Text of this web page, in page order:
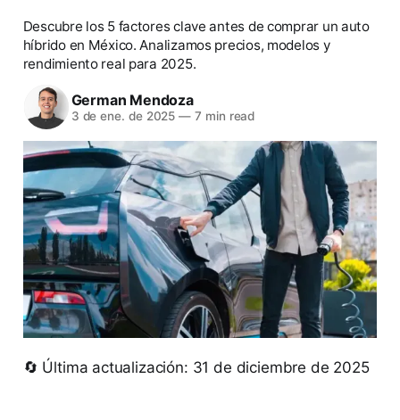
Descubre los 5 factores clave antes de comprar un auto
híbrido en México. Analizamos precios, modelos y
rendimiento real para 2025.
German Mendoza
3 de ene. de 2025 — 7 min read
🔄 Última actualización: 31 de diciembre de 2025